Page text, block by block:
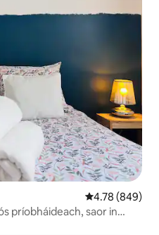
Meánrátáil
4.78 (849)
príobháideach, saor in